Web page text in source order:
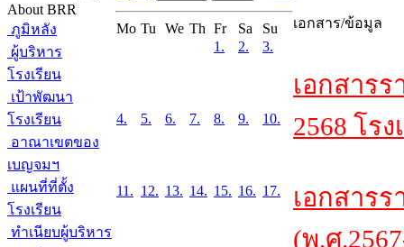
About BRR
ภูมิหลัง
ผู้บริหาร
โรงเรียน
เป้าพัฒนา
โรงเรียน
อาณาเขตของ
เบญจมฯ
แผนที่ที่ตั้ง
โรงเรียน
ทำเนียบผู้บริหาร
Mo Tu We Th Fr Sa
Su
1.
2. 3.
4. 5. 6. 7. 8. 9. 10.
11. 12. 13. 14. 15. 16. 17.
เอกสาร/ข้อมูล
เอกสาร
2568 โร
เอกสาร
(พ.ศ